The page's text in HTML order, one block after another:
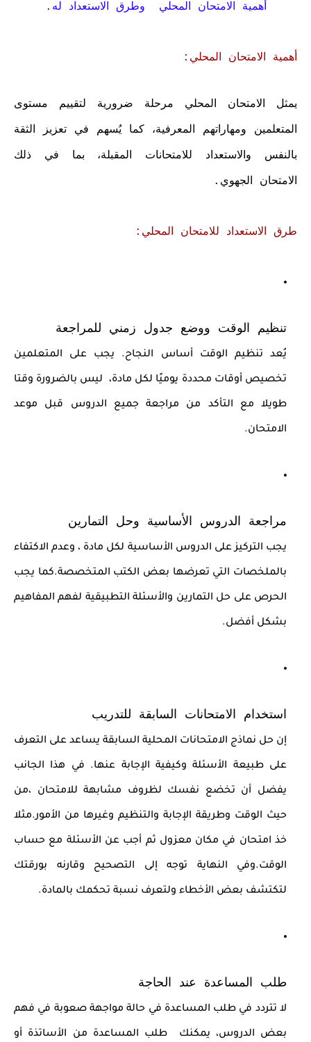
أهمية الامتحان المحلي وطرق الاستعداد له.
أهمية الامتحان المحلي:
يمثل الامتحان المحلي مرحلة ضرورية لتقييم مستوى
المتعلمين ومهاراتهم المعرفية، كما يُسهم في تعزيز الثقة
بالنفس والاستعداد للامتحانات المقبلة، بما في ذلك
الامتحان الجهوي.
طرق الاستعداد للامتحان المحلي:
تنظيم الوقت ووضع جدول زمني للمراجعة
يُعد تنظيم الوقت أساس النجاح. يجب على المتعلمين
تخصيص أوقات محددة يوميًا لكل مادة، ليس بالضرورة وقتا
طويلا مع التأكد من مراجعة جميع الدروس قبل موعد
الامتحان.
مراجعة الدروس الأساسية وحل التمارين
يجب التركيز على الدروس الأساسية لكل مادة ، وعدم الاكتفاء
بالملخصات التي تعرضها بعض الكتب المتخصصة.كما يجب
الحرص على حل التمارين والأسئلة التطبيقية لفهم المفاهيم
بشكل أفضل.
استخدام الامتحانات السابقة للتدريب
إن حل نماذج الامتحانات المحلية السابقة يساعد على التعرف
على طبيعة الأسئلة وكيفية الإجابة عنها. في هذا الجانب
يفضل أن تخضع نفسك لظروف مشابهة للامتحان ،من
حيث الوقت وطريقة الإجابة والتنظيم وغيرها من الأمور.مثلا
خذ امتحان في مكان معزول ثم أجب عن الأسئلة مع حساب
الوقت.وفي النهاية توجه إلى التصحيح وقارنه بورقتك
لتكتشف بعض الأخطاء ولتعرف نسبة تحكمك بالمادة.
طلب المساعدة عند الحاجة
لا تتردد في طلب المساعدة في حالة مواجهة صعوبة في فهم
بعض الدروس، يمكنك طلب المساعدة من الأساتذة أو